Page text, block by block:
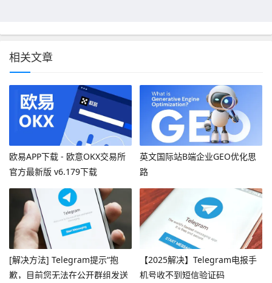
相关文章
欧易APP下载 - 欧意OKX交易所
官方最新版 v6.179下载
英文国际站B端企业GEO优化思
路
[解决方法] Telegram提示“抱
歉，目前您无法在公开群组发送
【2025解决】Telegram电报手
机号收不到短信验证码